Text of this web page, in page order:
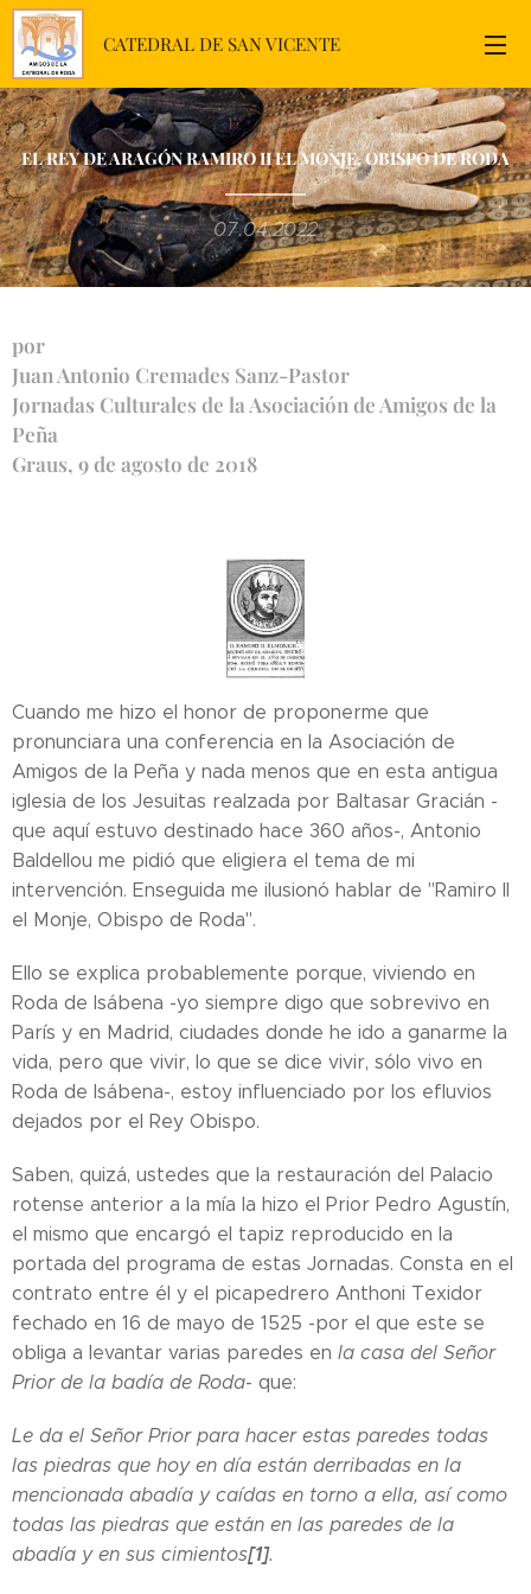
CATEDRAL DE SAN VICENTE
EL REY DE ARAGÓN RAMIRO II EL MONJE, OBISPO DE RODA
07.04.2022
por
Juan Antonio Cremades Sanz-Pastor
Jornadas Culturales de la Asociación de Amigos de la
Peña
Graus, 9 de agosto de 2018
Cuando me hizo el honor de proponerme que
pronunciara una conferencia en la Asociación de
Amigos de la Peña y nada menos que en esta antigua
iglesia de los Jesuitas realzada por Baltasar Gracián -
que aquí estuvo destinado hace 360 años-, Antonio
Baldellou me pidió que eligiera el tema de mi
intervención. Enseguida me ilusionó hablar de "Ramiro II
el Monje, Obispo de Roda".
Ello se explica probablemente porque, viviendo en
Roda de Isábena -yo siempre digo que sobrevivo en
París y en Madrid, ciudades donde he ido a ganarme la
vida, pero que vivir, lo que se dice vivir, sólo vivo en
Roda de Isábena-, estoy influenciado por los efluvios
dejados por el Rey Obispo.
Saben, quizá, ustedes que la restauración del Palacio
rotense anterior a la mía la hizo el Prior Pedro Agustín,
el mismo que encargó el tapiz reproducido en la
portada del programa de estas Jornadas. Consta en el
contrato entre él y el picapedrero Anthoni Texidor
fechado en 16 de mayo de 1525 -por el que este se
obliga a levantar varias paredes en la casa del Señor
Prior de la badía de Roda- que:
Le da el Señor Prior para hacer estas paredes todas
las piedras que hoy en día están derribadas en la
mencionada abadía y caídas en torno a ella, así como
todas las piedras que están en las paredes de la
abadía y en sus cimientos[1].